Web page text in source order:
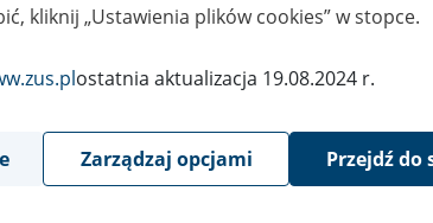
kliknij „Ustawienia plików cookies” w stopce.
ostatnia aktualizacja 19.08.2024 r.
Zarządzaj opcjami Przejdź do